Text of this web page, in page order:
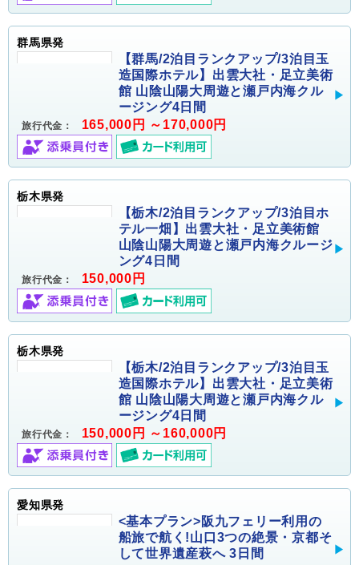
群馬県発
【群馬/2泊目ランクアップ/3泊目玉
造国際ホテル】出雲大社・足立美術
館 山陰山陽大周遊と瀬戸内海クル
ージング4日間
旅行代金： 165,000円 ～170,000円
栃木県発
【栃木/2泊目ランクアップ/3泊目ホ
テル一畑】出雲大社・足立美術館
山陰山陽大周遊と瀬戸内海クルージ
ング4日間
旅行代金： 150,000円
栃木県発
【栃木/2泊目ランクアップ/3泊目玉
造国際ホテル】出雲大社・足立美術
館 山陰山陽大周遊と瀬戸内海クル
ージング4日間
旅行代金： 150,000円 ～160,000円
愛知県発
<基本プラン>阪九フェリー利用の
船旅で航く!山口3つの絶景・京都そ
して世界遺産萩へ 3日間